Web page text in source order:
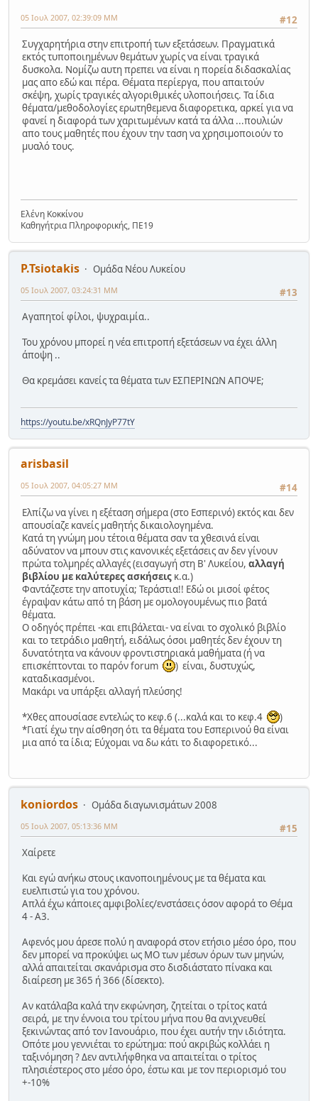
#12
05 Ιουλ 2007, 02:39:09 ΜΜ
Συγχαρητήρια στην επιτροπή των εξετάσεων. Πραγματικά
εκτός τυποποιημένων θεμάτων χωρίς να είναι τραγικά
δυσκολα. Νομίζω αυτη πρεπει να είναι η πορεία διδασκαλίας
μας απο εδώ και πέρα. Θέματα περίεργα, που απαιτούν
σκέψη, χωρίς τραγικές αλγοριθμικές υλοποιήσεις. Τα ίδια
θέματα/μεθοδολογίες ερωτηθεμενα διαφορετικα, αρκεί για να
φανεί η διαφορά των χαριτωμένων κατά τα άλλα ...πουλιών
απο τους μαθητές που έχουν την ταση να χρησιμοποιούν το
μυαλό τους.
Ελένη Κοκκίνου
Καθηγήτρια Πληροφορικής, ΠΕ19
P.Tsiotakis
Ομάδα Νέου Λυκείου
#13
05 Ιουλ 2007, 03:24:31 ΜΜ
Αγαπητοί φίλοι, ψυχραιμία..
Του χρόνου μπορεί η νέα επιτροπή εξετάσεων να έχει άλλη
άποψη ..
Θα κρεμάσει κανείς τα θέματα των ΕΣΠΕΡΙΝΩΝ ΑΠΟΨΕ;
https://youtu.be/xRQnJyP77tY
arisbasil
#14
05 Ιουλ 2007, 04:05:27 ΜΜ
Ελπίζω να γίνει η εξέταση σήμερα (στο Εσπερινό) εκτός και δεν
απουσίαζε κανείς μαθητής δικαιολογημένα.
Κατά τη γνώμη μου τέτοια θέματα σαν τα χθεσινά είναι
αδύνατον να μπουν στις κανονικές εξετάσεις αν δεν γίνουν
πρώτα τολμηρές αλλαγές (εισαγωγή στη Β' Λυκείου, αλλαγή
βιβλίου με καλύτερες ασκήσεις κ.α.)
Φαντάζεστε την αποτυχία; Τεράστια!! Εδώ οι μισοί φέτος
έγραψαν κάτω από τη βάση με ομολογουμένως πιο βατά
θέματα.
Ο οδηγός πρέπει -και επιβάλεται- να είναι το σχολικό βιβλίο
και το τετράδιο μαθητή, ειδάλως όσοι μαθητές δεν έχουν τη
δυνατότητα να κάνουν φροντιστηριακά μαθήματα (ή να
επισκέπτονται το παρόν forum
) είναι, δυστυχώς,
καταδικασμένοι.
Μακάρι να υπάρξει αλλαγή πλεύσης!
*Χθες απουσίασε εντελώς το κεφ.6 (...καλά και το κεφ.4
)
*Γιατί έχω την αίσθηση ότι τα θέματα του Εσπερινού θα είναι
μια από τα ίδια; Εύχομαι να δω κάτι το διαφορετικό...
koniordos
Ομάδα διαγωνισμάτων 2008
#15
05 Ιουλ 2007, 05:13:36 ΜΜ
Χαίρετε
Και εγώ ανήκω στους ικανοποιημένους με τα θέματα και
ευελπιστώ για του χρόνου.
Απλά έχω κάποιες αμφιβολίες/ενστάσεις όσον αφορά το Θέμα
4 - Α3.
Αφενός μου άρεσε πολύ η αναφορά στον ετήσιο μέσο όρο, που
δεν μπορεί να προκύψει ως ΜΟ των μέσων όρων των μηνών,
αλλά απαιτείται σκανάρισμα στο δισδιάστατο πίνακα και
διαίρεση με 365 ή 366 (δίσεκτο).
Αν κατάλαβα καλά την εκφώνηση, ζητείται ο τρίτος κατά
σειρά, με την έννοια του τρίτου μήνα που θα ανιχνευθεί
ξεκινώντας από τον Ιανουάριο, που έχει αυτήν την ιδιότητα.
Οπότε μου γεννιέται το ερώτημα: πού ακριβώς κολλάει η
ταξινόμηση ? Δεν αντιλήφθηκα να απαιτείται ο τρίτος
πλησιέστερος στο μέσο όρο, έστω και με τον περιορισμό του
+-10%